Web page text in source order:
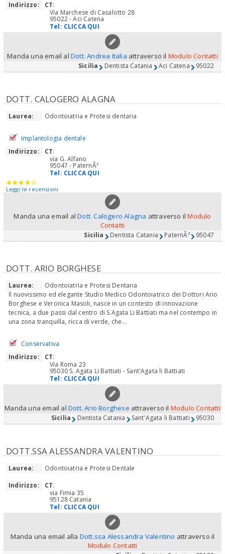
Indirizzo:
CT:
Via Marchese di Casalotto 28
95022 - Aci Catena
Tel: CLICCA QUI
Manda una email alDott. Andrea Italia attraverso il Modulo Contatti
Sicilia Dentista Catania Aci Catena 95022
DOTT. CALOGERO ALAGNA
Laurea: Odontoiatria e Protesi dentaria
Implantologia dentale
Indirizzo:
CT:
via G. Alfano
95047 - PaternÃ²
Tel: CLICCA QUI
Leggi le recensioni
Manda una email alDott. Calogero Alagna attraverso ilModulo
Contatti
Sicilia Dentista Catania PaternÃ² 95047
DOTT. ARIO BORGHESE
Laurea:
Odontoiatria e Protesi Dentaria
Il nuovissimo ed elegante Studio Medico Odontoiatrico dei Dottori Ario
Borghese e Veronica Masoli, nasce in un contesto di innovazione
tecnica, a due passi dal centro di S.Agata Li Battiati ma nel contempo in
una zona tranquilla, ricca di verde, che...
Conservativa
Indirizzo:
CT:
Via Roma 23
95030 S. Agata Li Battiati - Sant'Agata li Battiati
Tel: CLICCA QUI
Manda una email alDott. Ario Borghese attraverso il Modulo Contatti
Sicilia Dentista Catania Sant'Agata li Battiati 95030
DOTT.SSA ALESSANDRA VALENTINO
Laurea:
Odontoiatria e Protesi Dentale
Indirizzo:
CT:
via Fimia 35
95128 Catania
Tel: CLICCA QUI
Manda una email alla Dott.ssa Alessandra Valentino attraverso il
Modulo Contatti